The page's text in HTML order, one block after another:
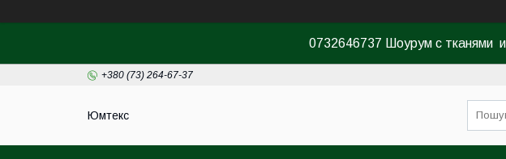
0732646737 Шоурум с тканями
+380 (73) 264-67-37
Юмтекс